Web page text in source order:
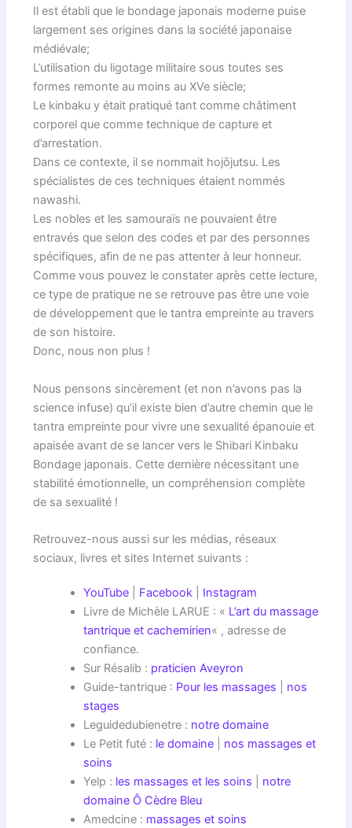
Il est établi que le bondage japonais moderne puise
largement ses origines dans la société japonaise
médiévale;
L’utilisation du ligotage militaire sous toutes ses
formes remonte au moins au XVe siècle;
Le kinbaku y était pratiqué tant comme châtiment
corporel que comme technique de capture et
d’arrestation.
Dans ce contexte, il se nommait hojōjutsu. Les
spécialistes de ces techniques étaient nommés
nawashi.
Les nobles et les samouraïs ne pouvaient être
entravés que selon des codes et par des personnes
spécifiques, afin de ne pas attenter à leur honneur.
Comme vous pouvez le constater après cette lecture,
ce type de pratique ne se retrouve pas être une voie
de développement que le tantra empreinte au travers
de son histoire.
Donc, nous non plus !
Nous pensons sincèrement (et non n’avons pas la
science infuse) qu’il existe bien d’autre chemin que le
tantra empreinte pour vivre une sexualité épanouie et
apaisée avant de se lancer vers le Shibari Kinbaku
Bondage japonais. Cette dernière nécessitant une
stabilité émotionnelle, un compréhension complète
de sa sexualité !
Retrouvez-nous aussi sur les médias, réseaux
sociaux, livres et sites Internet suivants :
YouTube Facebook
Instagram
Livre de Michèle LARUE : « L’art du massage
tantrique et cachemirien« , adresse de
confiance.
Sur Résalib : praticien Aveyron
Guide-tantrique : Pour les massages
nos
stages
Leguidedubienetre : notre domaine
Le Petit futé : le domaine
nos massages et
soins
Yelp : les massages et les soins
notre
domaine Ô Cèdre Bleu
Amedcine : massages et soins